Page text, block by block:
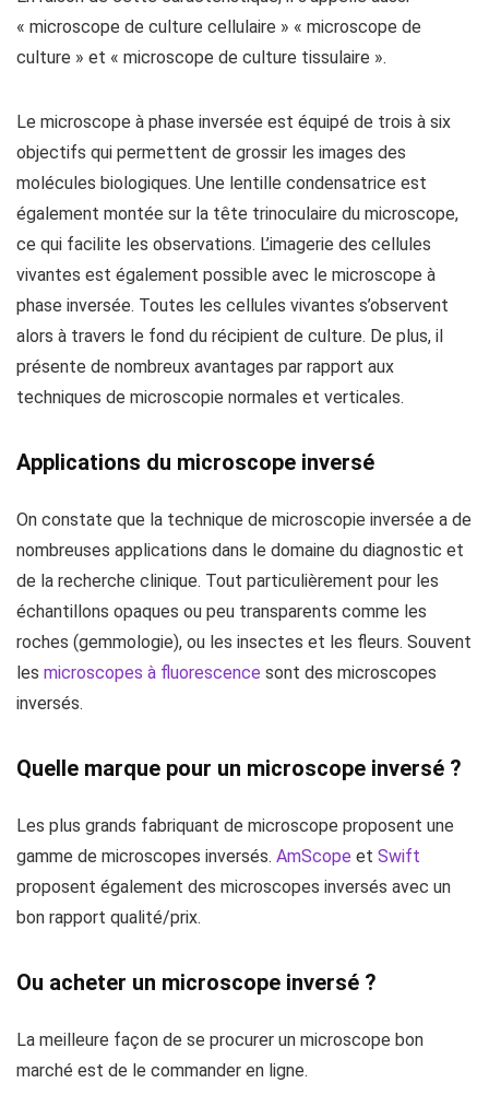
« microscope de culture cellulaire » « microscope de
culture » et « microscope de culture tissulaire ».
Le microscope à phase inversée est équipé de trois à six
objectifs qui permettent de grossir les images des
molécules biologiques. Une lentille condensatrice est
également montée sur la tête trinoculaire du microscope,
ce qui facilite les observations. L’imagerie des cellules
vivantes est également possible avec le microscope à
phase inversée. Toutes les cellules vivantes s’observent
alors à travers le fond du récipient de culture. De plus, il
présente de nombreux avantages par rapport aux
techniques de microscopie normales et verticales.
Applications du microscope inversé
On constate que la technique de microscopie inversée a de
nombreuses applications dans le domaine du diagnostic et
de la recherche clinique. Tout particulièrement pour les
échantillons opaques ou peu transparents comme les
roches (gemmologie), ou les insectes et les fleurs. Souvent
les microscopes à fluorescence sont des microscopes
inversés.
Quelle marque pour un microscope inversé ?
Les plus grands fabriquant de microscope proposent une
gamme de microscopes inversés. AmScope et Swift
proposent également des microscopes inversés avec un
bon rapport qualité/prix.
Ou acheter un microscope inversé ?
La meilleure façon de se procurer un microscope bon
marché est de le commander en ligne.